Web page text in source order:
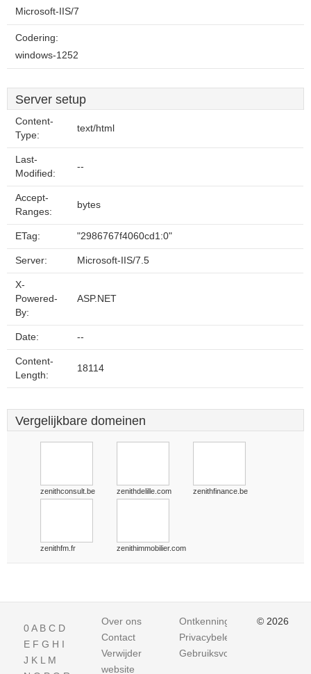
Microsoft-IIS/7
Codering:
windows-1252
Server setup
Content-
Type:
text/html
Last-
Modified:
--
Accept-
Ranges:
bytes
ETag: "2986767f4060cd1:0"
Server: Microsoft-IIS/7.5
X-
Powered-
By:
ASP.NET
Date: --
Content-
Length:
18114
Vergelijkbare domeinen
zenithconsult.be zenithdelille.com zenithfinance.be
zenithfm.fr zenithimmobilier.com
0A B C D
E F G H I
J K L M
Over ons
Contact
Verwijder
website
Ontkenning
Privacybeleid
Gebruiksvoorwaarden
© 2026